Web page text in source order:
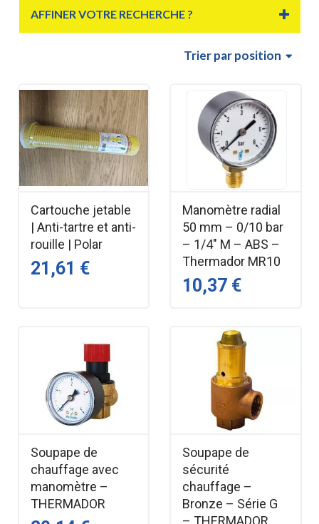
AFFINER VOTRE RECHERCHE ?
Trierpar position
Cartouche jetable
| Anti-tartre et anti-
rouille | Polar
21,61 €
Manomètre radial
50 mm – 0/10 bar
– 1/4" M – ABS –
Thermador MR10
10,37 €
Soupape de
chauffage avec
manomètre –
THERMADOR
Soupape de
sécurité
chauffage –
Bronze – Série G
– THERMADOR